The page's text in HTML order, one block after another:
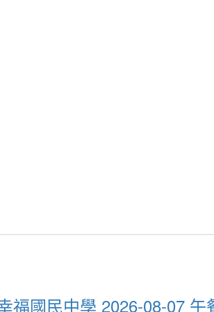
福國民中學 2026-08-07 午